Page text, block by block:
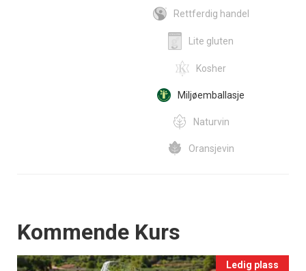
Rettferdig handel
Lite gluten
Kosher
Miljøemballasje
Naturvin
Oransjevin
Events
Kommende Kurs
Ledig plass